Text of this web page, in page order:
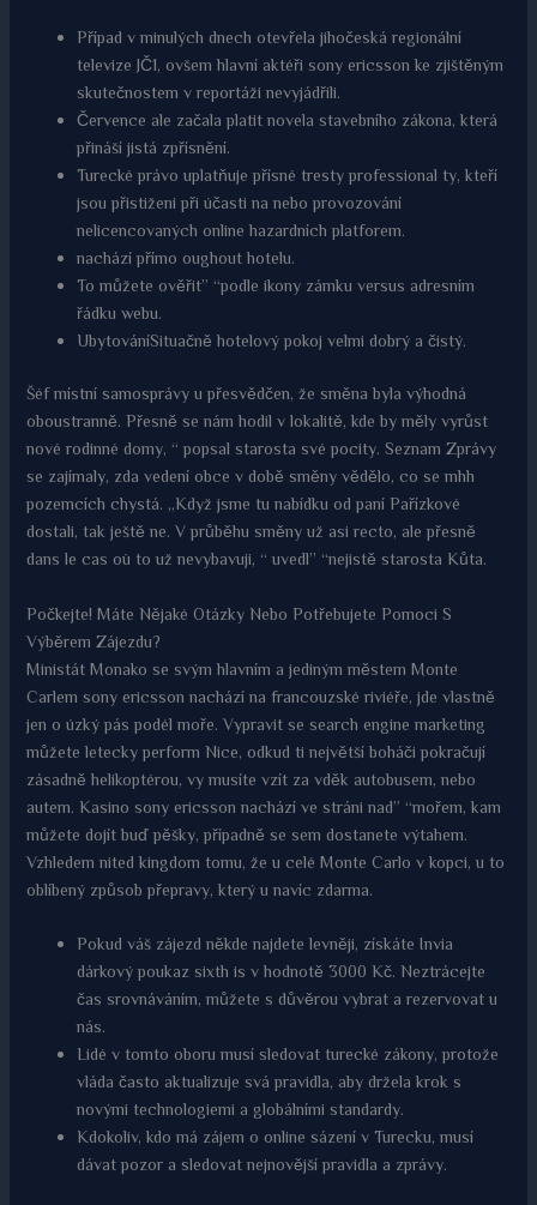
Případ v minulých dnech otevřela jihočeská regionální
televize JČ1, ovšem hlavní aktéři sony ericsson ke zjištěným
skutečnostem v reportáži nevyjádřili.
Července ale začala platit novela stavebního zákona, která
přináší jistá zpřísnění.
Turecké právo uplatňuje přísné tresty professional ty, kteří
jsou přistiženi při účasti na nebo provozování
nelicencovaných online hazardních platforem.
nachází přímo oughout hotelu.
To můžete ověřit” “podle ikony zámku versus adresním
řádku webu.
UbytováníSituačně hotelový pokoj velmi dobrý a čistý.
Šéf místní samosprávy u přesvědčen, že směna byla výhodná
oboustranně. Přesně se nám hodil v lokalitě, kde by měly vyrůst
nové rodinné domy, “ popsal starosta své pocity. Seznam Zprávy
se zajímaly, zda vedení obce v době směny vědělo, co se mhh
pozemcích chystá. „Když jsme tu nabídku od paní Pařízkové
dostali, tak ještě ne. V průběhu směny už asi recto, ale přesně
dans le cas où to už nevybavuji, “ uvedl” “nejistě starosta Kůta.
Počkejte! Máte Nějaké Otázky Nebo Potřebujete Pomoci S
Výběrem Zájezdu?
Ministát Monako se svým hlavním a jediným městem Monte
Carlem sony ericsson nachází na francouzské riviéře, jde vlastně
jen o úzký pás podél moře. Vypravit se search engine marketing
můžete letecky perform Nice, odkud ti největší boháči pokračují
zásadně helikoptérou, vy musíte vzít za vděk autobusem, nebo
autem. Kasino sony ericsson nachází ve stráni nad” “mořem, kam
můžete dojít buď pěšky, případně se sem dostanete výtahem.
Vzhledem nited kingdom tomu, že u celé Monte Carlo v kopci, u to
oblíbený způsob přepravy, který u navíc zdarma.
Pokud váš zájezd někde najdete levněji, získáte Invia
dárkový poukaz sixth is v hodnotě 3000 Kč. Neztrácejte
čas srovnáváním, můžete s důvěrou vybrat a rezervovat u
nás.
Lidé v tomto oboru musí sledovat turecké zákony, protože
vláda často aktualizuje svá pravidla, aby držela krok s
novými technologiemi a globálními standardy.
Kdokoliv, kdo má zájem o online sázení v Turecku, musí
dávat pozor a sledovat nejnovější pravidla a zprávy.